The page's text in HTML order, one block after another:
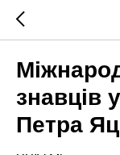
знавців
Петра